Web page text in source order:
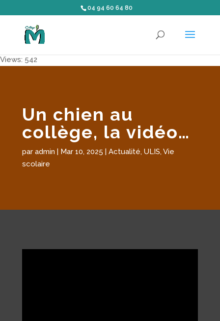
04 94 60 64 80
Views: 542
Un chien au
collège, la vidéo…
par admin | Mar 10, 2025 | Actualité, ULIS, Vie
scolaire